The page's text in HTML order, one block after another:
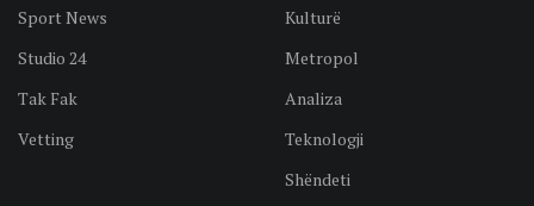
Sport News
Studio 24
Tak Fak
Vetting
Kulturë
Metropol
Analiza
Teknologji
Shëndeti